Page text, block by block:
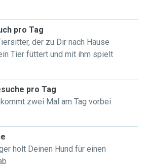
pro Tag
der zu Dir nach Hause
Tier füttert und mit ihm spielt
pro Tag
zwei Mal am Tag vorbei
holt Deinen Hund für einen